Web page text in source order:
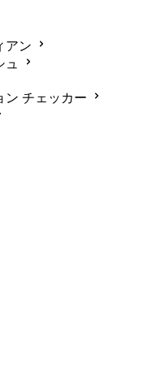
アン
ン チェッカー